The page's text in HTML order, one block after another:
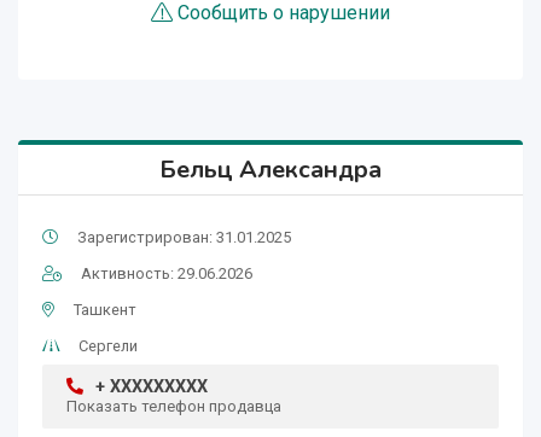
Сообщить о нарушении
Бельц Александра
Зарегистрирован: 31.01.2025
Активность: 29.06.2026
Ташкент
Сергели
+ XXXXXXXXX
Показать телефон продавца